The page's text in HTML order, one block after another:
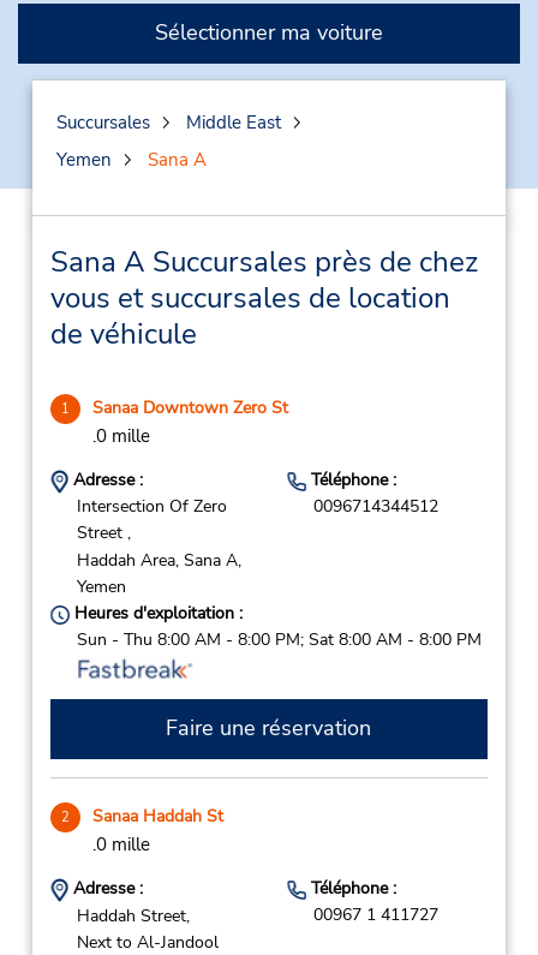
Sélectionner ma voiture
Succursales
Middle East
Yemen
Sana A
Sana A Succursales près de chez
vous et succursales de location
de véhicule
1 Sanaa Downtown Zero St
.0 mille
Adresse :
Intersection Of Zero
Street ,
Haddah Area, Sana A,
Yemen
Téléphone :
0096714344512
Heures d'exploitation :
Sun - Thu 8:00 AM - 8:00 PM; Sat 8:00 AM - 8:00 PM
Faire une réservation
2 Sanaa Haddah St
.0 mille
Adresse :
Haddah Street,
Next to Al-Jandool
Téléphone :
00967 1 411727